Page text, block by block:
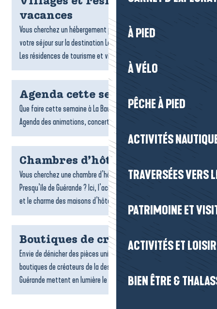
À PIED
À VÉLO
PÊCHE À PIED
ACTIVITÉS
TRAVERSÉES VERS
PATRIMOINE ET
ACTIVITÉS ET
BIEN ÊTRE &
vacances
Vous cherchez un hébergement pratique et confortable pour
votre séjour sur la destination La Baule-Presqu’île de Guérande ?
Les résidences de tourisme et villages vacances sont...
Agenda cette semaine
Que faire cette semaine à La Baule-Presqu’île de Guérande ?
Agenda des animations, concerts, expo et sorties.
Chambres d’hôtes
Vous cherchez une chambre d’hôtes sur la destination La Baule-
Presqu’île de Guérande ? Ici, l’accueil chaleureux, la convivialité
et le charme des maisons d’hôtes font toute la...
Boutiques de créateurs
Envie de dénicher des pièces uniques et originales ? Les
boutiques de créateurs de la destination La Baule-Presqu’île de
Guérande mettent en lumière le talent et l’originalité...